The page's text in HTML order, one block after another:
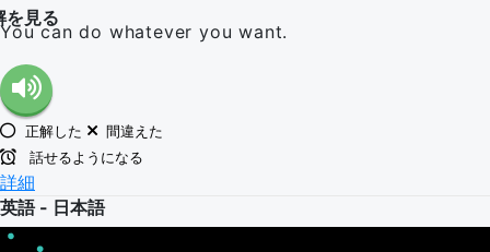
を見る
You can do whatever you want.
正解した
間違えた
話せるようになる
詳細
英語 - 日本語